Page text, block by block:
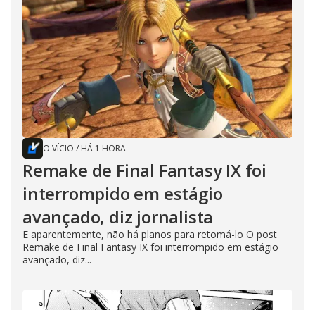
O VÍCIO / HÁ 1 HORA
Remake de Final Fantasy IX foi
interrompido em estágio
avançado, diz jornalista
E aparentemente, não há planos para retomá-lo O post
Remake de Final Fantasy IX foi interrompido em estágio
avançado, diz...